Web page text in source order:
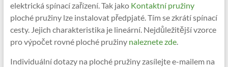
elektrická spínací zařízení. Tak jakoKontaktní pružiny
ploché pružiny lze instalovat předpjaté. Tím se zkrátí spínací
cesty. Jejich charakteristika je lineární. Nejdůležitější vzorce
pro výpočet rovné ploché pružiny naleznete zde.
Individuální dotazy na ploché pružiny zasílejte e-mailem na